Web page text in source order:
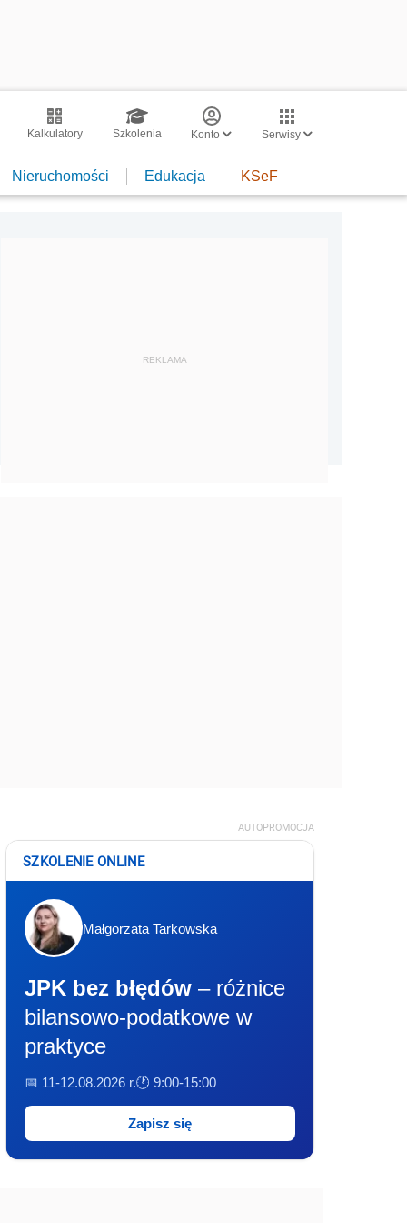
Kalkulatory Szkolenia Konto Serwisy
Nieruchomości Edukacja KSeF
REKLAMA
AUTOPROMOCJA
SZKOLENIE ONLINE
Małgorzata Tarkowska
JPK bez błędów – różnice
bilansowo-podatkowe w
praktyce
📅 11-12.08.2026 r.🕐 9:00-15:00
Zapisz się